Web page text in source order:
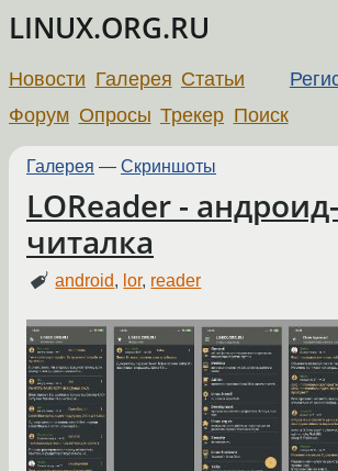
LINUX.ORG.RU
Новости Галерея Статьи
Форум Опросы Трекер Поиск
Галерея — Скриншоты
LOReader - андроид-
читалка
android, lor, reader